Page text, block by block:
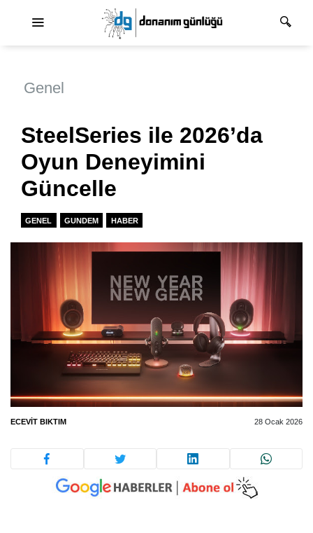
Genel
SteelSeries ile 2026’da
Oyun Deneyimini
Güncelle
GENEL GUNDEM HABER
ECEVIT BIKTIM 28 Ocak 2026